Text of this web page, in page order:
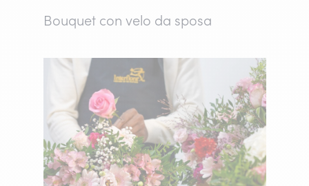
Bouquet con velo da sposa